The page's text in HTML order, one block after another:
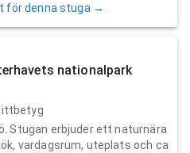
för denna stuga →
nationalpark
Stugan erbjuder ett naturnära
vardagsrum, uteplats och ca